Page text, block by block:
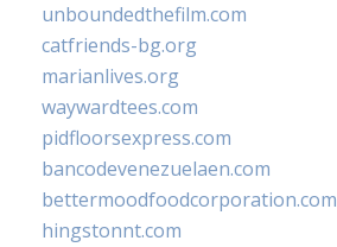
unboundedthefilm.com
catfriends-bg.org
marianlives.org
waywardtees.com
pidfloorsexpress.com
bancodevenezuelaen.com
bettermoodfoodcorporation.com
hingstonnt.com